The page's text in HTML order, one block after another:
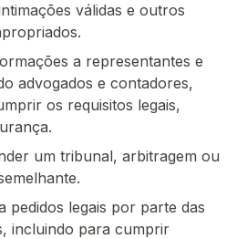
válidas e outros
a representantes e
advogados e contadores,
os requisitos legais,
um tribunal, arbitragem ou
pedidos legais por parte das
incluindo para cumprir